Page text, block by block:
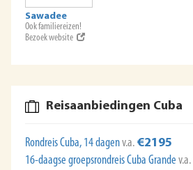
Sawadee
Ook familiereizen!
Bezoek website
Reisaanbiedingen Cuba
Rondreis Cuba, 14 dagenv.a. €2195
16-daagse groepsrondreis Cuba Grande v.a.